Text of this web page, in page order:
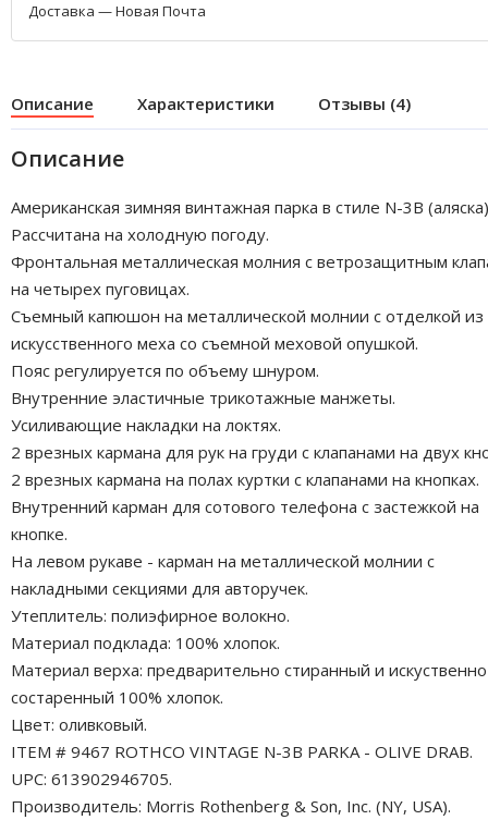
Доставка — Новая Почта
Описание Характеристики Отзывы (4)
Описание
Американская зимняя винтажная парка в стиле N-3B
Рассчитана на холодную погоду.
Фронтальная металлическая молния с ветрозащитным
на четырех пуговицах.
Съемный капюшон на металлической молнии с отделкой из
искусственного меха со съемной меховой опушкой.
Пояс регулируется по объему шнуром.
Внутренние эластичные трикотажные манжеты.
Усиливающие накладки на локтях.
2 врезных кармана для рук на груди с клапанами на двух
2 врезных кармана на полах куртки с клапанами на кнопках.
Внутренний карман для сотового телефона с застежкой на
кнопке.
На левом рукаве - карман на металлической молнии с
накладными секциями для авторучек.
Утеплитель: полиэфирное волокно.
Материал подклада: 100% хлопок.
Материал верха: предварительно стиранный и искуственно
состаренный 100% хлопок.
Цвет: оливковый.
ITEM # 9467 ROTHCO VINTAGE N-3B PARKA - OLIVE DRAB.
UPC: 613902946705.
Производитель: Morris Rothenberg & Son, Inc. (NY, USA).